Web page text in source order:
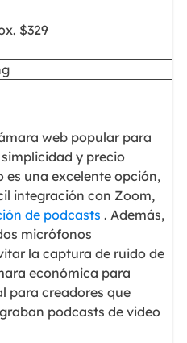
$329
web popular para
y precio
es una excelente opción,
integración con Zoom,
de podcasts . Además,
micrófonos
la captura de ruido de
económica para
para creadores que
podcasts de video